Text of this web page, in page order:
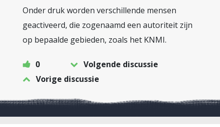
Onder druk worden verschillende mensen
geactiveerd, die zogenaamd een autoriteit zijn
op bepaalde gebieden, zoals het KNMI.
0
Volgende discussie
Vorige discussie